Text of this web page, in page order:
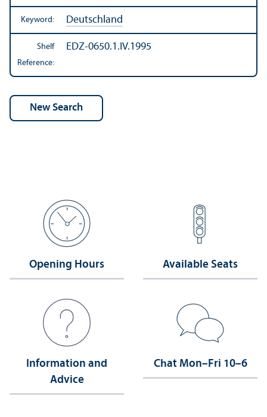
Keyword: Deutschland
Shelf
Reference:
EDZ-0650.1.IV.1995
Opening Hours Available Seats
Information and
Advice
Chat Mon–Fri 10–6